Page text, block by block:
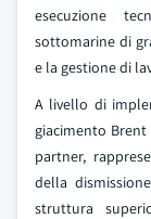
esecuzione
sottomarine di
e la gestione di
A livello di
giacimento
partner,
della
struttura